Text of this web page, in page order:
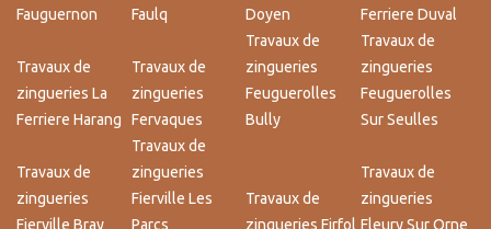
Fauguernon
Faulq
Doyen
Ferriere Duval
Travaux de
zingueries La
Ferriere Harang
Travaux de
zingueries
Fervaques
Travaux de
zingueries
Feuguerolles
Bully
Travaux de
zingueries
Feuguerolles
Sur Seulles
Travaux de
zingueries
Fierville Bray
Travaux de
zingueries
Fierville Les
Parcs
Travaux de
zingueries Firfol
Travaux de
zingueries
Fleury Sur Orne